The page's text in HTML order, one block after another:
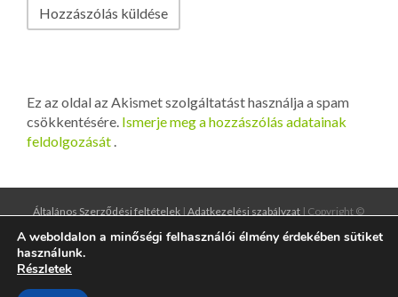
Ez az oldal az Akismet szolgáltatást használja a spam
csökkentésére. Ismerje meg a hozzászólás adatainak
feldolgozását
Általános Szerződési feltételek | Adatkezelési szabályzat | Copyright ©
A weboldalon a minőségi felhasználói élmény érdekében sütiket
használunk.
Részletek